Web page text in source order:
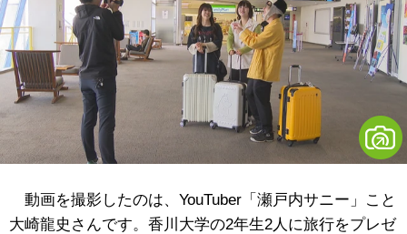
動画を撮影したのは、YouTuber「瀬戸内サニー」こと
大崎龍史さんです。香川大学の2年生2人に旅行をプレゼ